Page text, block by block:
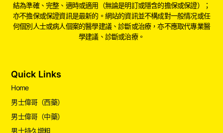
結為準確、完整、適時或適用（無論是明訂或隱含的擔保或保證）；
亦不擔保或保證資訊是最新的。網站的資訊並不構成對一般情况或任
何個別人士或病人個案的醫學建議、診斷或治療，亦不應取代專業醫
學建議、診斷或治療。
Quick Links
Home
男士偉哥（西藥）
男士偉哥（中藥）
男士持久增粗